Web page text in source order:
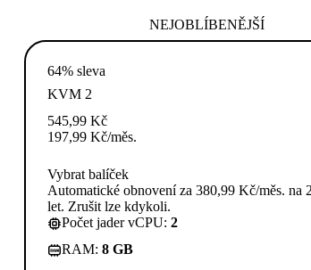
NEJOBLÍBENĚJŠÍ
64% sleva
KVM 2
545,99 Kč
197,99 Kč/měs.
Vybrat balíček
Automatické obnovení za 380,99 Kč/měs. na 2
let. Zrušit lze kdykoli.
Počet jader vCPU: 2
RAM: 8 GB